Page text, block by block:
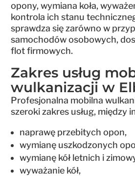
opony, wymiana koła,
kontrola ich stanu
sprawdza się zarówno w
samochodów osobowych,
flot firmowych.
Zakres usług
wulkanizacji w
Profesjonalna mobilna
szeroki zakres usług, między
naprawę przebitych opon,
wymianę uszkodzonych
wymianę kół letnich i
wyważanie kół,